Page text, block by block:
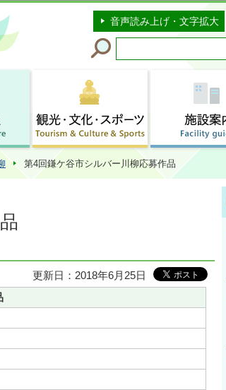
ージの本文へ移動
音声読み上げ・文字拡大
第4回鎌ケ谷市シルバー川柳応募作品
更新日：2018年6月25日